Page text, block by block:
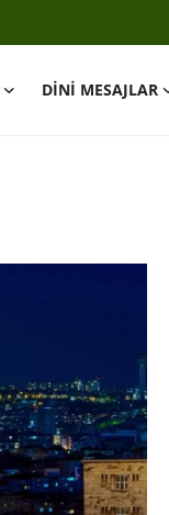
DİNİ MESAJLAR